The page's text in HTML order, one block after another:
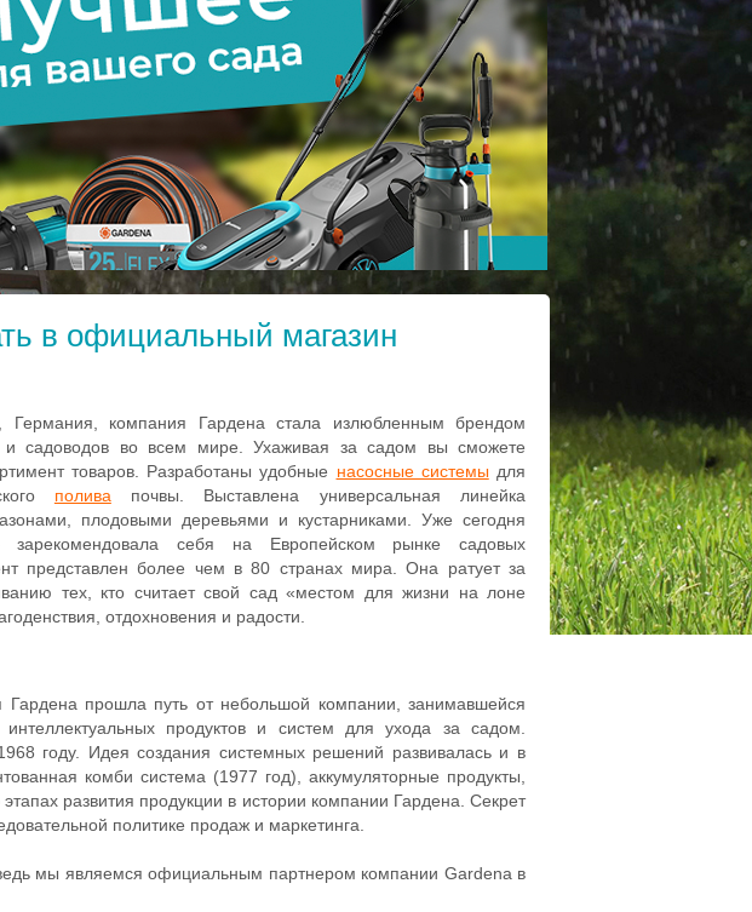
в официальный магазин
Германия, компания Гардена стала излюбленным брендом
и садоводов во всем мире. Ухаживая за садом вы сможете
товаров. Разработаны удобные насосные системыдля
полива почвы. Выставлена универсальная линейка
плодовыми деревьями и кустарниками. Уже сегодня
зарекомендовала себя на Европейском рынке садовых
представлен более чем в 80 странах мира. Она ратует за
тех, кто считает свой сад «местом для жизни на лоне
отдохновения и радости.
Гардена прошла путь от небольшой компании, занимавшейся
продуктов и систем для ухода за садом.
году. Идея создания системных решений развивалась и в
комби система (1977 год), аккумуляторные продукты,
развития продукции в истории компании Гардена. Секрет
политике продаж и маркетинга.
мы являемся официальным партнером компании Gardena в